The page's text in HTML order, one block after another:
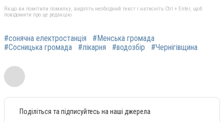
Якщо ви помітили помилку, виділіть необхідний текст і натисніть Ctrl + Enter, щоб
повідомити про це редакцію
#сонячна електростанція
#Менська громада
#Сосницька громада
#лікарня #водозбір #Чернігівщина
Поділіться та підписуйтесь на наші джерела